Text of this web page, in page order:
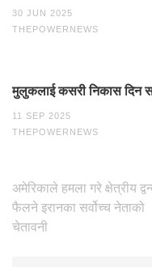
30 JUN 2025
THEPOWERNEWS
मुलुकलाई कसरी निकास दिन
11 SEP 2025
THEPOWERNEWS
Post
navigation
अमेरिकाले हमला गरे क्षेत्रीय
फैलने इरानका सर्वोच्च नेताको
चेतावनी